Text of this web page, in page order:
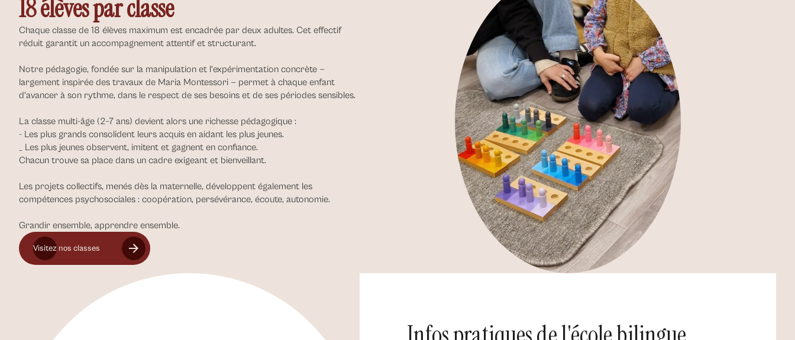
18 élèves par classe
Chaque classe de 18 élèves maximum est encadrée par deux adultes. Cet effectif
réduit garantit un accompagnement attentif et structurant.
Notre pédagogie, fondée sur la manipulation et l’expérimentation concrète —
largement inspirée des travaux de Maria Montessori — permet à chaque enfant
d’avancer à son rythme, dans le respect de ses besoins et de ses périodes sensibles.
La classe multi-âge (2–7 ans) devient alors une richesse pédagogique :
- Les plus grands consolident leurs acquis en aidant les plus jeunes.
_ Les plus jeunes observent, imitent et gagnent en confiance.
Chacun trouve sa place dans un cadre exigeant et bienveillant.
Les projets collectifs, menés dès la maternelle, développent également les
compétences psychosociales : coopération, persévérance, écoute, autonomie.
Grandir ensemble, apprendre ensemble.
Visitez nos classes